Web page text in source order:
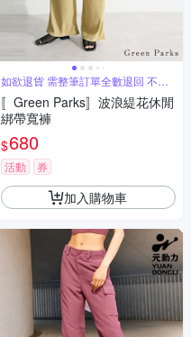
如欲退貨 需整筆訂單全數退回 不能
單退
〚Green Parks〛波浪緹花休閒
綁帶寬褲
$680
活動 券
加入購物車